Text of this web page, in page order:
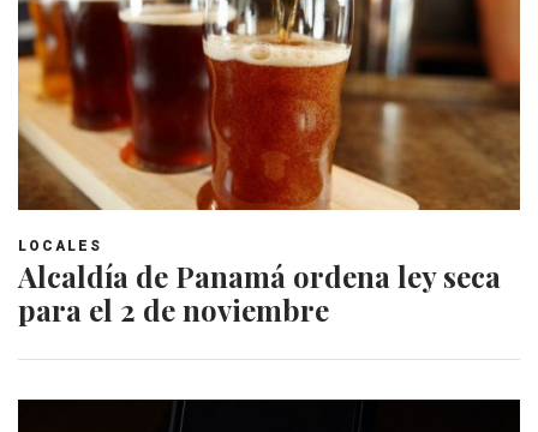
LOCALES
Alcaldía de Panamá ordena ley seca
para el 2 de noviembre